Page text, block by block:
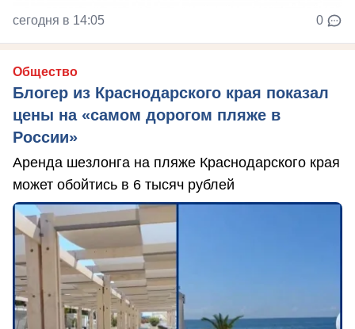
сегодня в 14:05 0
Общество
Блогер из Краснодарского края показал
цены на «самом дорогом пляже в
России»
Аренда шезлонга на пляже Краснодарского края
может обойтись в 6 тысяч рублей